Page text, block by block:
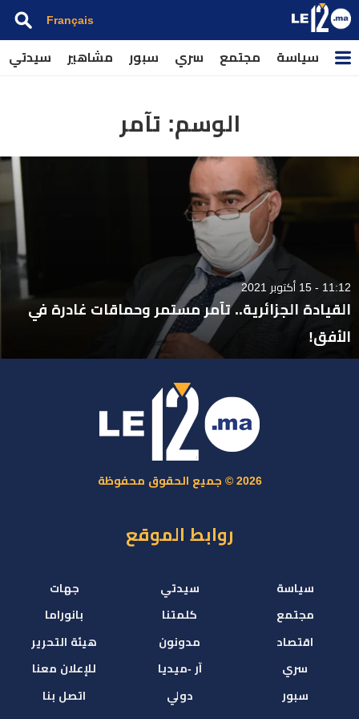
Français
سياسة مجتمع سري سبور مشاهير سيدتي
الوسم: تآمر
11:12 - 15 أكتوبر 2021
القيادة الجزائرية.. تآمر مستمر وحماقات غادرة في
الأفق!
2026 © جميع الحقوق محفوظة
روابط الموقع
سياسة
مجتمع
اقتصاد
سري
سبور
سيدتي
كلمتنا
مدونون
آر -ميديا
دولي
جهات
بانوراما
هيئة التحرير
للإعلان معنا
اتصل بنا